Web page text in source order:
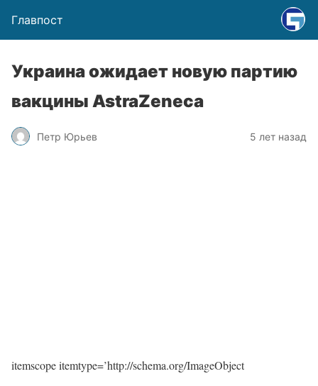
Главпост
Украина ожидает новую партию
вакцины AstraZeneca
Петр Юрьев 5 лет назад
itemscope itemtype=’http://schema.org/ImageObject